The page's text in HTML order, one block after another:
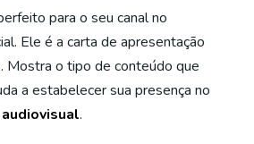
para o seu canal no
Ele é a carta de apresentação
Mostra o tipo de conteúdo que
a estabelecer sua presença no
.